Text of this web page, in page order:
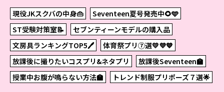
現役JKスクバの中身👜
Seventeen夏号発売中🌻🩵
ST受験対策室📝
セブンティーンモデルの購入品
文房具ランキングTOP5🖊
体育祭プリ⑦選💛💜💙
放課後に撮りたいコスプリ&ネタプリ
放課後Seventeen🏫
授業中お腹が鳴らない方法🏫
トレンド制服プリポーズ７選🌟